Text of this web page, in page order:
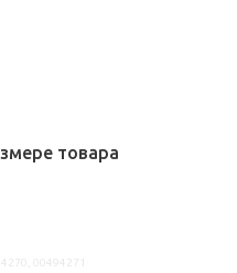
товара